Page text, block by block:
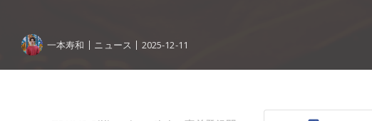
一本寿和 ニュース 2025-12-11